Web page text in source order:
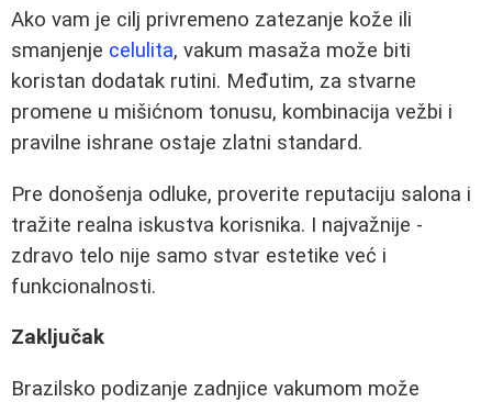
Ako vam je cilj privremeno zatezanje kože ili
smanjenje celulita, vakum masaža može biti
koristan dodatak rutini. Međutim, za stvarne
promene u mišićnom tonusu, kombinacija vežbi i
pravilne ishrane ostaje zlatni standard.
Pre donošenja odluke, proverite reputaciju salona i
tražite realna iskustva korisnika. I najvažnije -
zdravo telo nije samo stvar estetike već i
funkcionalnosti.
Zaključak
Brazilsko podizanje zadnjice vakumom može